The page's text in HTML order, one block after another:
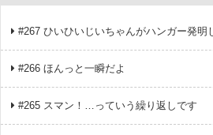
#267 ひいひいじいちゃんがハンガー発明
#266 ほんっと一瞬だよ
#265 スマン！…っていう繰り返しです